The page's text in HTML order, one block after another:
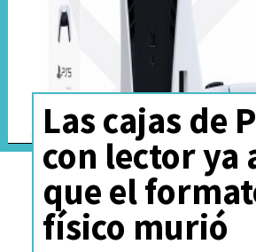
Las cajas de
con lector ya
que el
físico murió